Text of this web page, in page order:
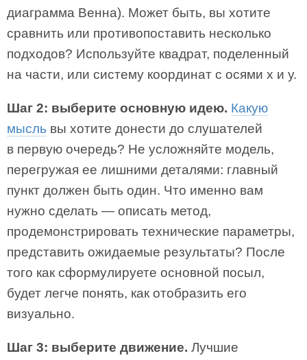
диаграмма Венна). Может быть, вы хотите
сравнить или противопоставить несколько
подходов? Используйте квадрат, поделенный
на части, или систему координат с осями х и у.
Шаг 2: выберите основную идею. Какую
мысль вы хотите донести до слушателей
в первую очередь? Не усложняйте модель,
перегружая ее лишними деталями: главный
пункт должен быть один. Что именно вам
нужно сделать — описать метод,
продемонстрировать технические параметры,
представить ожидаемые результаты? После
того как сформулируете основной посыл,
будет легче понять, как отобразить его
визуально.
Шаг 3: выберите движение. Лучшие